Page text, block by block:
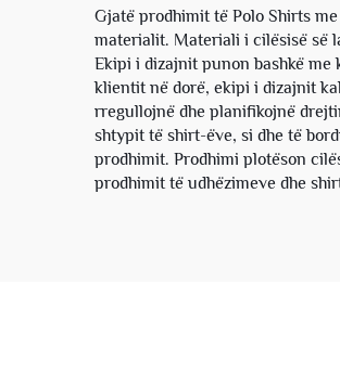
Gjatë prodhimit të Polo Shirts
materialit. Materiali i cilësisë së
Ekipi i dizajnit punon bashkë
klientit në dorë, ekipi i dizajnit
rregullojnë dhe planifikojnë
shtypit të shirt-ëve, si dhe të
prodhimit. Prodhimi plotëson
prodhimit të udhëzimeve dhe